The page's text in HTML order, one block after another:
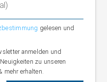
gelesen und
anmelden und
zu unseren
mehr erhalten.